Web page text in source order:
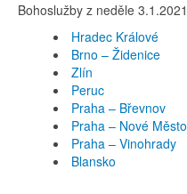
Bohoslužby z neděle 3.1.2021
Hradec Králové
Brno – Židenice
Zlín
Peruc
Praha – Břevnov
Praha – Nové Město
Praha – Vinohrady
Blansko